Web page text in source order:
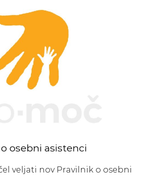
osebni asistenci
veljati nov Pravilnik o osebni